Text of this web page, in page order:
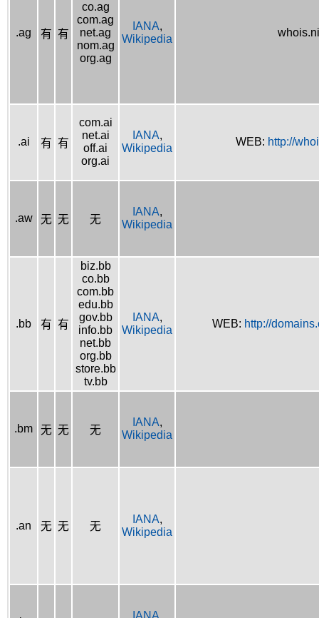
.ag 有 有
co.ag
com.ag
net.ag
nom.ag
org.ag
IANA,
Wikipedia
.ai 有 有
com.ai
net.ai
off.ai
org.ai
IANA,
Wikipedia
WEB: http://
.aw 无 无 无
IANA,
Wikipedia
.bb 有 有
biz.bb
co.bb
com.bb
edu.bb
gov.bb
info.bb
net.bb
org.bb
store.bb
tv.bb
IANA,
Wikipedia
WEB: http://
.bm 无 无 无
IANA,
Wikipedia
.an 无 无 无
IANA,
Wikipedia
IANA